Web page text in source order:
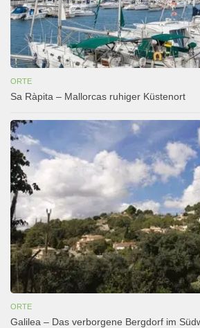
ORTE
Sa Ràpita – Mallorcas ruhiger Küstenort
ORTE
Galilea – Das verborgene Bergdorf im